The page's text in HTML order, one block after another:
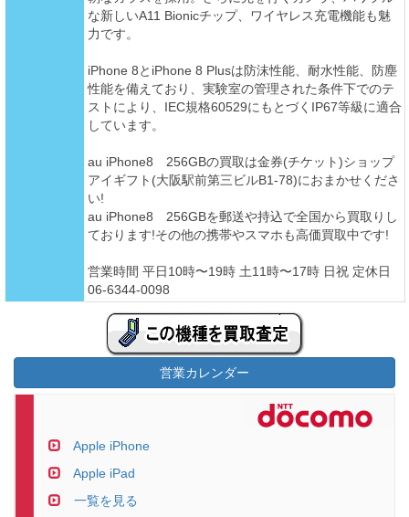
な新しいA11 Bionicチップ、ワイヤレス充電機能も魅
力です。
iPhone 8とiPhone 8 Plusは防沫性能、耐水性能、防塵
性能を備えており、実験室の管理された条件下でのテ
ストにより、IEC規格60529にもとづくIP67等級に適合
しています。
au iPhone8 256GBの買取は金券(チケット)ショップ
アイギフト(大阪駅前第三ビルB1-78)におまかせくださ
い!
au iPhone8 256GBを郵送や持込で全国から買取りし
ております!その他の携帯やスマホも高価買取中です!
営業時間 平日10時〜19時 土11時〜17時 日祝 定休日
06-6344-0098
営業カレンダー
Apple iPhone
Apple iPad
一覧を見る